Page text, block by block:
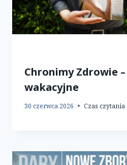
Chronimy Zdrowie
wakacyjne
30 czerwca 2026 Czas czytania